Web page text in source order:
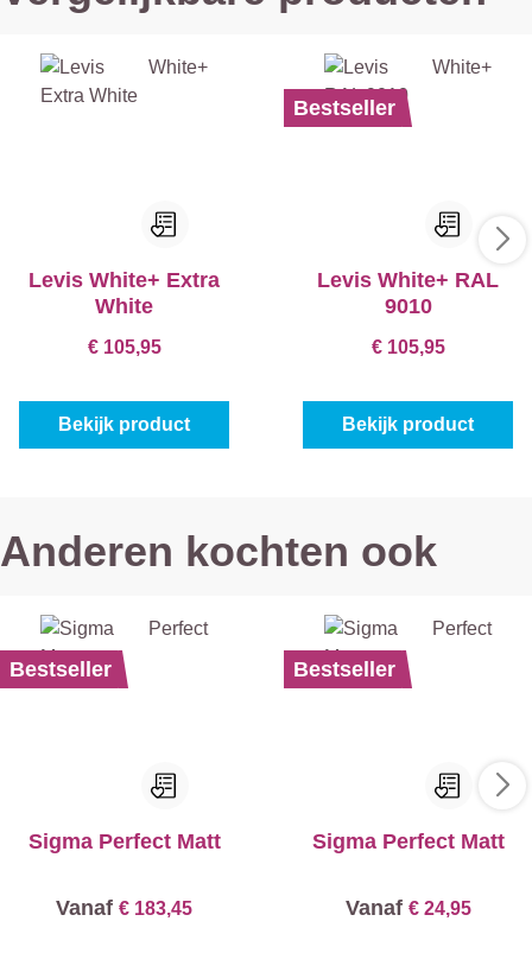
Levis White+ Extra
White
€ 105,95
Bekijk product
Bestseller
Levis White+ RAL
9010
€ 105,95
Bekijk product
Anderen kochten ook
Bestseller
Sigma Perfect Matt
Vanaf € 183,45
Bestseller
Sigma Perfect Matt
Vanaf € 24,95